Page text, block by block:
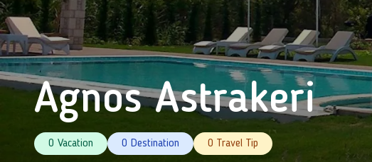
Agnos Astrakeri
0 Vacation 0 Destination 0 Travel Tip